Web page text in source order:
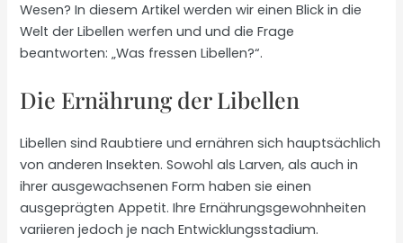
Wesen? In diesem Artikel werden wir einen Blick in die
Welt der Libellen werfen und und die Frage
beantworten: „Was fressen Libellen?“.
Die Ernährung der Libellen
Libellen sind Raubtiere und ernähren sich hauptsächlich
von anderen Insekten. Sowohl als Larven, als auch in
ihrer ausgewachsenen Form haben sie einen
ausgeprägten Appetit. Ihre Ernährungsgewohnheiten
variieren jedoch je nach Entwicklungsstadium.